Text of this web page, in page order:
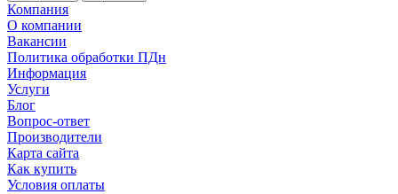
Компания
О компании
Вакансии
Политика обработки ПДн
Информация
Услуги
Блог
Вопрос-ответ
Производители
Карта сайта
Как купить
Условия оплаты